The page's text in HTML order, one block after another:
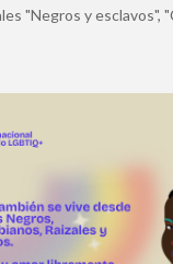
"Negros y esclavos",